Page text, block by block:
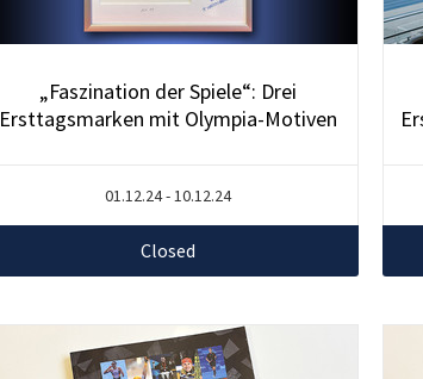
„Faszination der Spiele“: Drei
Ersttagsmarken mit Olympia-Motiven
01.12.24 - 10.12.24
Closed